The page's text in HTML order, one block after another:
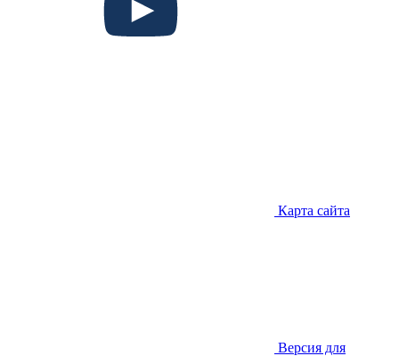
Карта сайта
Версия для